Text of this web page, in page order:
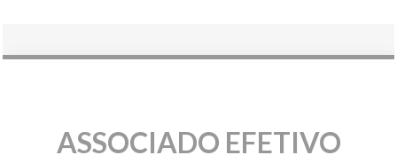
ASSOCIADO EFETIVO